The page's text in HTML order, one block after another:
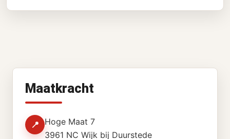
Maatkracht
📍
Hoge Maat 7
3961 NC Wijk bij Duurstede